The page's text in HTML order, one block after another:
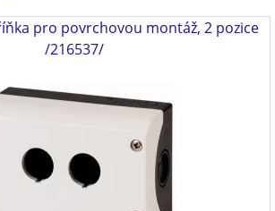
pro povrchovou montáž, 2 pozice
/216537/